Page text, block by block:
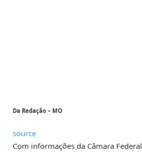
Da Redação – MO
source
Com informações da Câmara Federal